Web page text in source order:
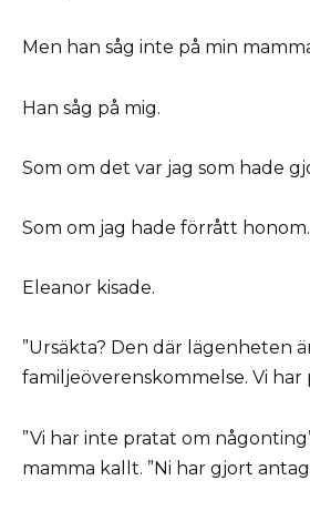
Men han såg inte på min
Han såg på mig.
Som om det var jag som hade
Som om jag hade förrått honom.
Eleanor kisade.
”Ursäkta? Den där lägenheten
familjeöverenskommelse. Vi
”Vi har inte pratat om
mamma kallt. ”Ni har gjort